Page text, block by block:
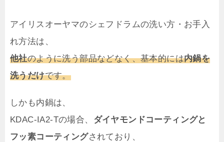
アイリスオーヤマのシェフドラムの洗い方・お手入
れ方法は、
他社のように洗う部品などなく、基本的には内鍋を
洗うだけです。
しかも内鍋は、
KDAC-IA2-Tの場合、 ダイヤモンドコーティングと
フッ素コーティングされており、